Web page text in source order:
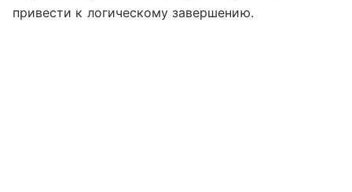
привести к логическому завершению.